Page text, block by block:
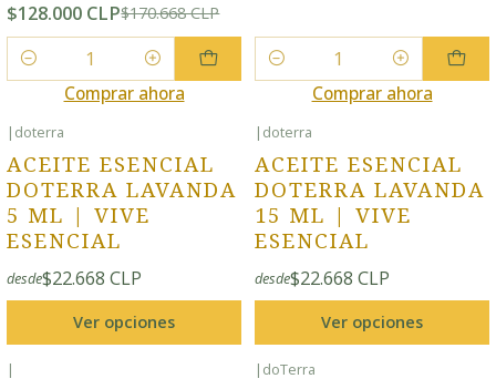
$128.000 CLP$170.668 CLP
Cantidad
Comprar ahora
Cantidad
Comprar ahora
| doterra
ACEITE ESENCIAL
DOTERRA LAVANDA
5 ML | VIVE
ESENCIAL
desde$22.668 CLP
Ver opciones
| doterra
ACEITE ESENCIAL
DOTERRA LAVANDA
15 ML | VIVE
ESENCIAL
desde$22.668 CLP
Ver opciones
| | doTerra